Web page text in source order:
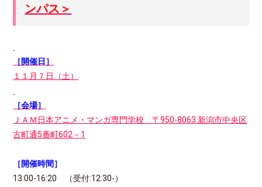
ンパス＞
［開催日］
１１月７日（土）
［会場］
ＪＡＭ日本アニメ・マンガ専門学校 〒950-8063 新潟市中央区
古町通5番町602－1
［開催時間］
13:00-16:20 （受付:12:30-）